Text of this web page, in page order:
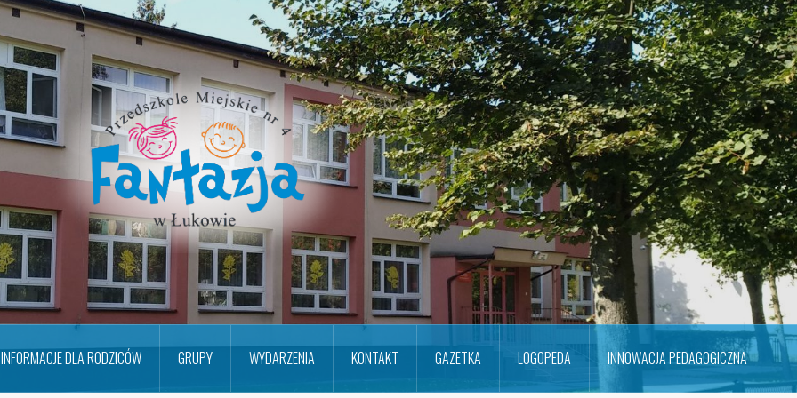
INFORMACJE DLA RODZICÓW GRUPY WYDARZENIA KONTAKT GAZETKA LOGOPEDA INNOWACJA PEDAGOGICZNA